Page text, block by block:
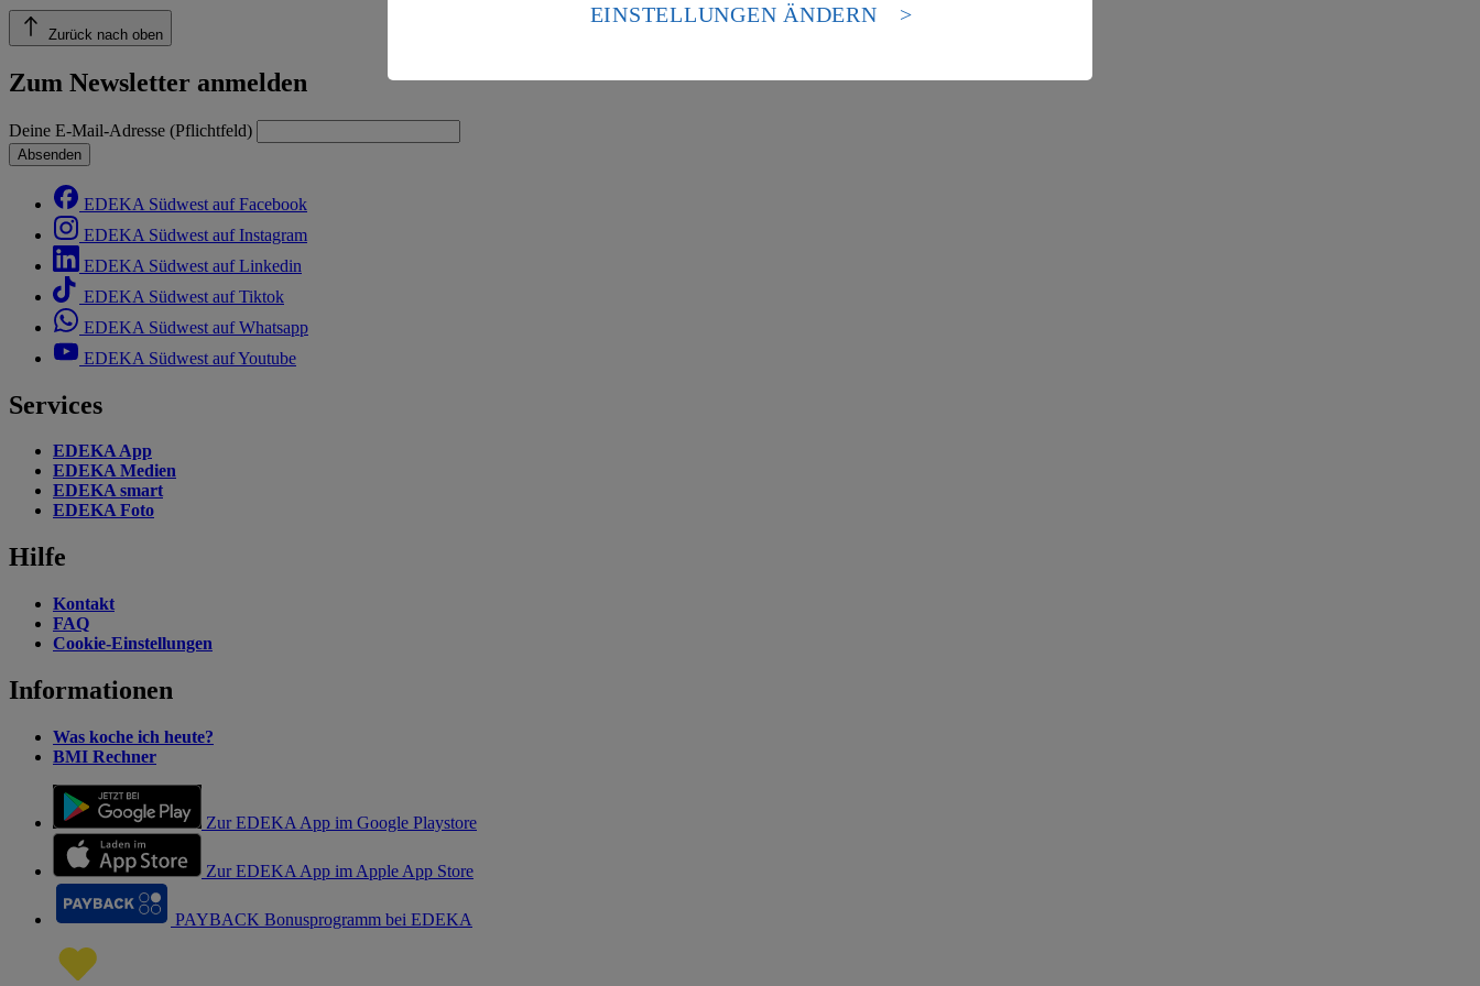
Zurück nach oben
Zum Newsletter anmelden
Deine E-Mail-Adresse (Pflichtfeld)
Absenden
EDEKA Südwest auf Facebook
EDEKA Südwest auf Instagram
EDEKA Südwest auf Linkedin
EDEKA Südwest auf Tiktok
EDEKA Südwest auf Whatsapp
EDEKA Südwest auf Youtube
Services
EDEKA App
EDEKA Medien
EDEKA smart
EDEKA Foto
Hilfe
Kontakt
FAQ
Cookie-Einstellungen
Informationen
Was koche ich heute?
BMI Rechner
Zur EDEKA App im Google Playstore
Zur EDEKA App im Apple App Store
PAYBACK Bonusprogramm bei EDEKA
Risiko eines Zugriffs durch US-amerikanische Behörden.
EINSTELLUNGEN ÄNDERN